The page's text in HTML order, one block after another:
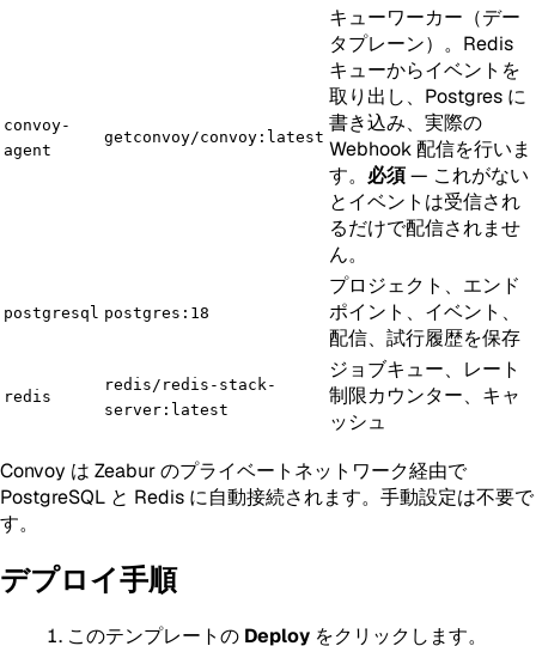
convoy-
agent
getconvoy/convoy:latest
キューワーカー（デー
タプレーン）。Redis
キューからイベントを
取り出し、Postgres に
書き込み、実際の
Webhook 配信を行いま
す。 必須— これがない
とイベントは受信され
るだけで配信されませ
ん。
postgresql postgres:18
プロジェクト、エンド
ポイント、イベント、
配信、試行履歴を保存
redis
redis/redis-stack-
server:latest
ジョブキュー、レート
制限カウンター、キャ
ッシュ
Convoy は Zeabur のプライベートネットワーク経由で
PostgreSQL と Redis に自動接続されます。手動設定は不要で
す。
デプロイ手順
このテンプレートの Deploy をクリックします。